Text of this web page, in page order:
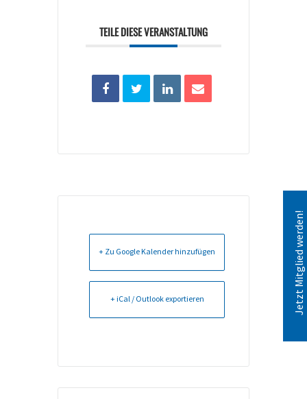
TEILE DIESE VERANSTALTUNG
+ Zu Google Kalender hinzufügen
+ iCal / Outlook exportieren Jetzt Mitglied werden!